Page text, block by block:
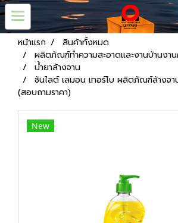
หน้าแรก
สินค้าทั้งหมด
ผลิตภัณฑ์ทำความสะอาดและงานบ้านงา
น้ำยาล้างจาน
ซันไลต์ เลมอน เทอร์โบ ผลิตภัณฑ์ล้างจ
(สอบถามราคา)
New